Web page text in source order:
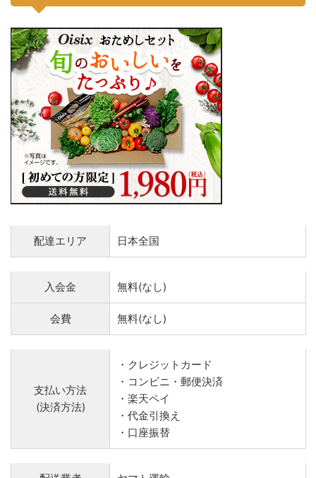
配達エリア 日本全国
入会金 無料(なし)
会費 無料(なし)
支払い方法
(決済方法)
・クレジットカード
・コンビニ・郵便決済
・楽天ペイ
・代金引換え
・口座振替